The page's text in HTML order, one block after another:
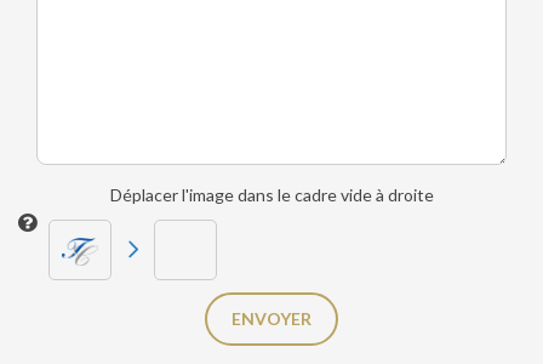
Déplacer l'image dans le cadre vide à droite
ENVOYER